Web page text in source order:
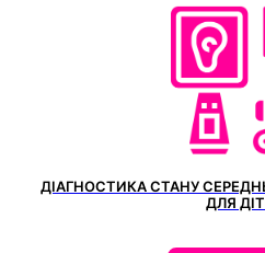
ДІАГНОСТИКА СТАНУ
ДЛЯ